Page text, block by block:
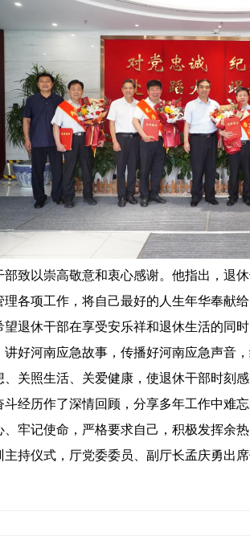
以崇高敬意和衷心感谢。他指出，退
各项工作，将自己最好的人生年华奉献
退休干部在享受安乐祥和退休生活的同
好河南应急故事，传播好河南应急声音
关照生活、关爱健康，使退休干部时刻
历作了深情回顾，分享多年工作中难
牢记使命，严格要求自己，积极发挥余
仪式，厅党委委员、副厅长孟庆勇出席